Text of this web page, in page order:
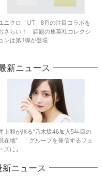
ニクロ「UT」8月の注目コラボを
さらい！ 話題の集英社コレクシ
ョンは第3弾が登場
新ニュース
上和が語る“乃木坂46加入5年目の
在地” 「グループを発信するフェ
ズに」
ニュース